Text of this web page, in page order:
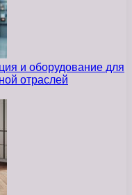
и оборудование для
отраслей